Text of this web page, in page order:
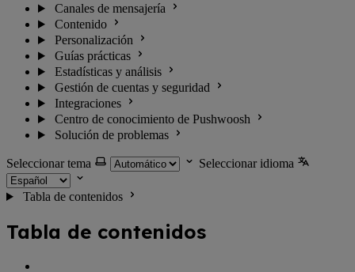
Canales de mensajería
Contenido
Personalización
Guías prácticas
Estadísticas y análisis
Gestión de cuentas y seguridad
Integraciones
Centro de conocimiento de Pushwoosh
Solución de problemas
Seleccionar tema Seleccionar idioma
Tabla de contenidos
Tabla de contenidos